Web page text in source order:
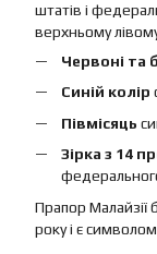
штатів і
верхньому
Червоні та
Синій колір
Півмісяць
Зірка з 14
Прапор Малайзії
року і є